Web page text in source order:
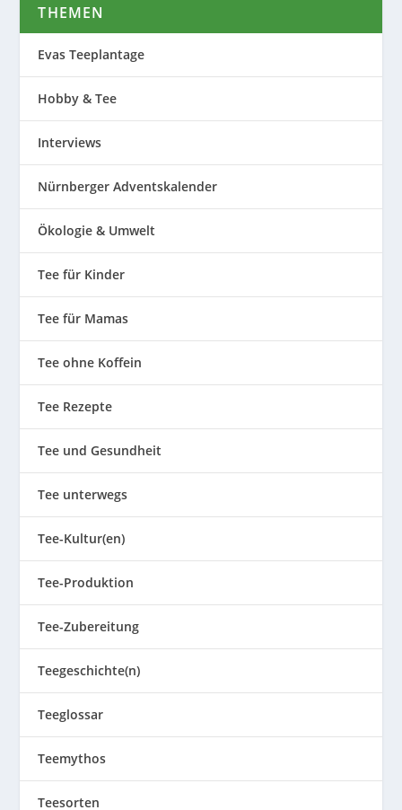
THEMEN
Evas Teeplantage
Hobby & Tee
Interviews
Nürnberger Adventskalender
Ökologie & Umwelt
Tee für Kinder
Tee für Mamas
Tee ohne Koffein
Tee Rezepte
Tee und Gesundheit
Tee unterwegs
Tee-Kultur(en)
Tee-Produktion
Tee-Zubereitung
Teegeschichte(n)
Teeglossar
Teemythos
Teesorten